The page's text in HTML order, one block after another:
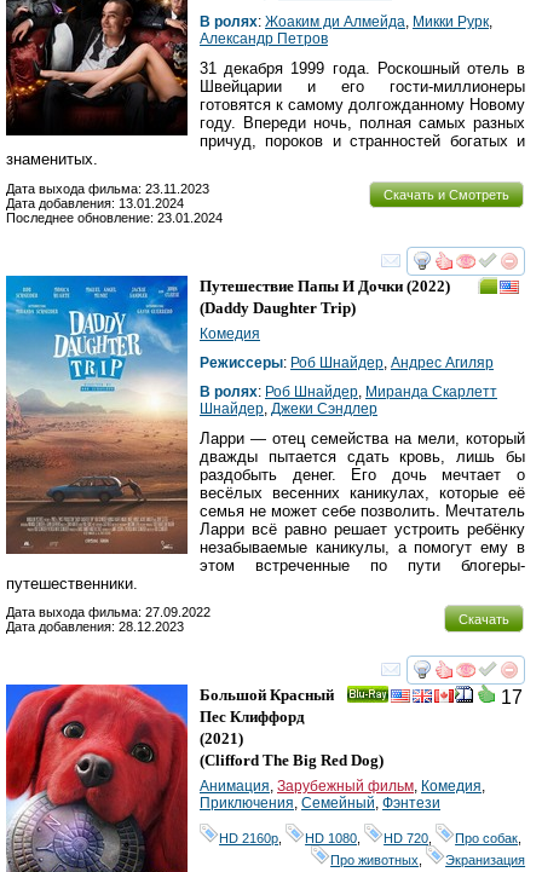
В ролях: Жоаким ди Алмейда Микки Рурк
Александр Петров
31 декабря 1999 года. Роскошный отель в
Швейцарии и его гости-миллионеры
готовятся к самому долгожданному Новому
году. Впереди ночь, полная самых разных
причуд, пороков и странностей богатых и
знаменитых.
Скачать и Смотреть
Дата выхода фильма: 23.11.2023
Дата добавления: 13.01.2024
Последнее обновление: 23.01.2024
смотреть
Путешествие Папы И Дочки (2022)
(Daddy Daughter Trip)
Комедия
Режиссеры: Роб Шнайдер Андрес Агиляр
В ролях: Роб Шнайдер Миранда Скарлетт
Шнайдер Джеки Сэндлер
Ларри — отец семейства на мели, который
дважды пытается сдать кровь, лишь бы
раздобыть денег. Его дочь мечтает о
весёлых весенних каникулах, которые её
семья не может себе позволить. Мечтатель
Ларри всё равно решает устроить ребёнку
незабываемые каникулы, а помогут ему в
этом встреченные по пути блогеры-
путешественники.
Скачать
Дата выхода фильма: 27.09.2022
Дата добавления: 28.12.2023
смотреть
17
Большой Красный
Пес Клиффорд
(2021)
(Clifford The Big Red Dog)
Анимация, Зарубежный фильм, Комедия,
Приключения, Семейный, Фэнтези
HD 2160р HD 1080 HD 720 Про собак
Про животных
Экранизация